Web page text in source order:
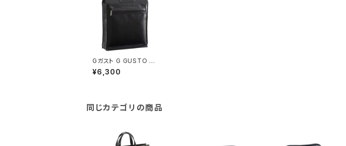
Gガスト G GUSTO ブ
リーフケース メンズ 26
611-1H ブラック ブラッ
¥6,300
同じカテゴリの商品